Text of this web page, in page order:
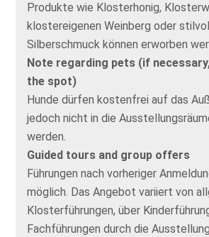
Produkte wie Klosterhonig,
klostereigenen Weinberg oder
Silberschmuck können erworben
Note regarding pets (if
the spot)
Hunde dürfen kostenfrei auf das
jedoch nicht in die
werden.
Guided tours and group offers
Führungen nach vorheriger
möglich. Das Angebot variiert von
Klosterführungen, über
Fachführungen durch die